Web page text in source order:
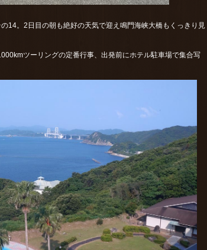
14。2日目の朝も絶好の天気で迎え鳴門海峡大橋もくっきり見
ツーリングの定番行事、出発前にホテル駐車場で集合写